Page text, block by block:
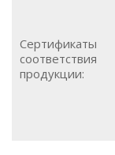
Сертификаты
соответствия
продукции: